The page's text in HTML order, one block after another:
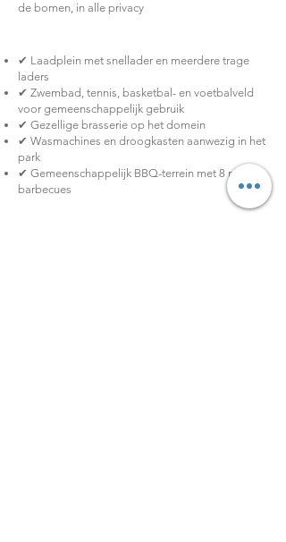
de bomen, in alle privacy
✔ Laadplein met snellader en meerdere trage
laders
✔ Zwembad, tennis, basketbal- en voetbalveld
voor gemeenschappelijk gebruik
✔ Gezellige brasserie op het domein
✔ Wasmachines en droogkasten aanwezig in het
park
✔ Gemeenschappelijk BBQ-terrein met 8 nieuwe
barbecues